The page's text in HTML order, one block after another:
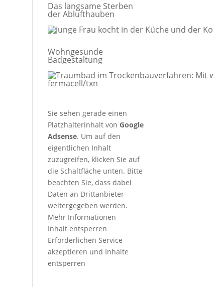
Das langsame Sterben
der Ablufthauben
Wohngesunde
Badgestaltung
Sie sehen gerade einen
Platzhalterinhalt vonGoogle
Adsense. Um auf den
eigentlichen Inhalt
zuzugreifen, klicken Sie auf
die Schaltfläche unten. Bitte
beachten Sie, dass dabei
Daten an Drittanbieter
weitergegeben werden.
Mehr Informationen
Inhalt entsperren
Erforderlichen Service
akzeptieren und Inhalte
entsperren